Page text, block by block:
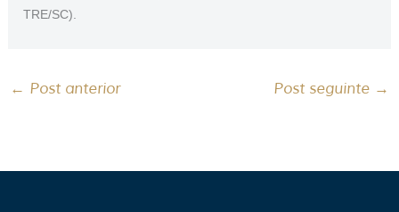
TRE/SC).
← Post anterior Post seguinte →